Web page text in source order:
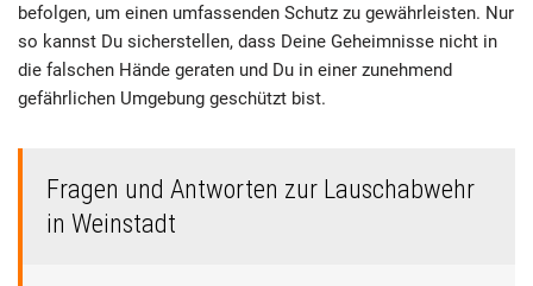
befolgen, um einen umfassenden Schutz zu gewährleisten. Nur
so kannst Du sicherstellen, dass Deine Geheimnisse nicht in
die falschen Hände geraten und Du in einer zunehmend
gefährlichen Umgebung geschützt bist.
Fragen und Antworten zur Lauschabwehr
in Weinstadt